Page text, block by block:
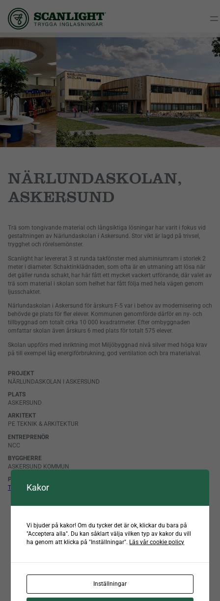
NÄRLUNDASKOLAN,
ASKERSUND
Trä som tongivande material och långsiktiga lösningar har varit i fokus vid
gestaltningen av Närlundaskolan i Askersund. Stor vikt är lagd på trivsel,
trygghet och rörelsemönster.
Scanlight har levererat 3 st runda takfönster med aluminiumram i storlek 2
meter i diameter. Schaktinklädnaden, som ofta är en utmaning att lösa när
det gäller runda schakt, har här fått ett mycket vackert utförande, där valet av
trä som material i skolan som helhet har fått följa med hela vägen genom
ljusschaktet.
Närlundaskolan i Askersund för årskurs F-5 var i behov av modernisering och
behövde ge plats för fler elever. Kommunen genomförde därför en ny- och
tillbyggnad om totalt cirka 10 000 kvadratmeter. Efter ombyggnaden
omfattar skolan även årskurs 6 med plats för totalt 575 elever.
Skolan uppförs med inriktning mot Miljöbyggnad nivå silver med höga krav
på till exempel låg energiförbrukning, god ventilation och bra materialval.
PROJEKT
NÄRLUNDASKOLAN I ASKERSUND
PLATS
ASKERSUND
ARKITEKT
PE TEKNIK & ARKITEKTUR
ENTREPRENÖR
NCC
BYGGHERRE
ASKERSUND KOMMUN
PRODUKT
TAKFÖNSTER ALU RUNDA
Att skapa ljusinsläpp genom olika lösningar är viktigt för mig.
På Närlundaskolan ger tre takfönster barn och personal
Kakor
Vi bjuder på kakor! Om du tycker det är ok, klickar du bara på
"Acceptera alla". Du kan såklart välja vilken typ av kakor du vill
ha genom att klicka på "Inställningar". Läs vår cookie policy
Inställningar